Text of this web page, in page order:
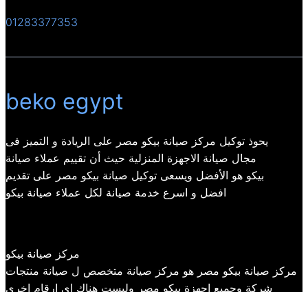
01283377353
beko egypt
يحوذ توكيل مركز صيانة بيكو مصر على الريادة و التميز فى
مجال صيانة الاجهزة المنزلية حيث أن تقييم عملاء صيانة
بيكو هو الأفضل ويسعى توكيل صيانة بيكو مصر على تقديم
افضل و اسرع خدمة صيانة لكل عملاء صيانة بيكو
مركز صيانة بيكو
مركز صيانة بيكو مصر هو مركز صيانة متخصص ل صيانة منتجات
شركة وجميع اجهزة بيكو مصر وليست هناك اي ارقام اخري